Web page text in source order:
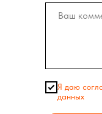
Я даю
данных